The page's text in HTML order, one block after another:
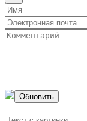
Обновить